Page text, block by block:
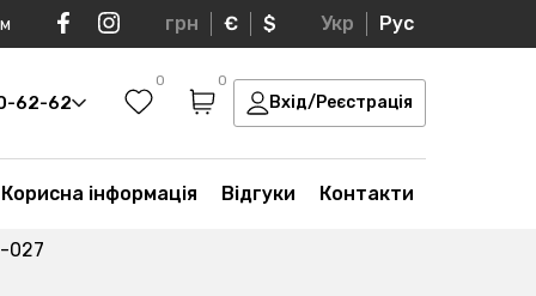
грн € $ Укр Рус
62-62
0 0
Вхід/Реєстрація
Корисна інформація Відгуки Контакти
027